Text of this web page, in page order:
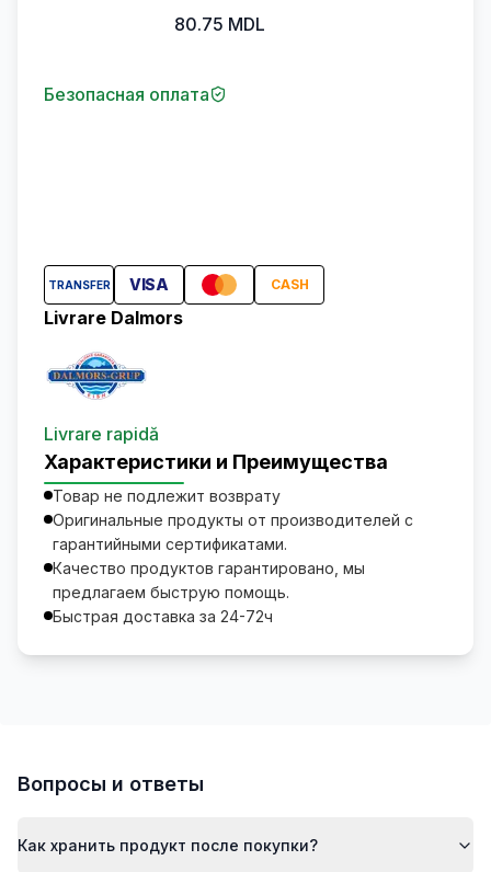
80.75 MDL
Безопасная оплата
TRANSFER VISA CASH
Livrare Dalmors
Livrare rapidă
Характеристики и Преимущества
Товар не подлежит возврату
Оригинальные продукты от производителей с
гарантийными сертификатами.
Качество продуктов гарантировано, мы
предлагаем быструю помощь.
Быстрая доставка за 24-72ч
Вопросы и ответы
Как хранить продукт после покупки?